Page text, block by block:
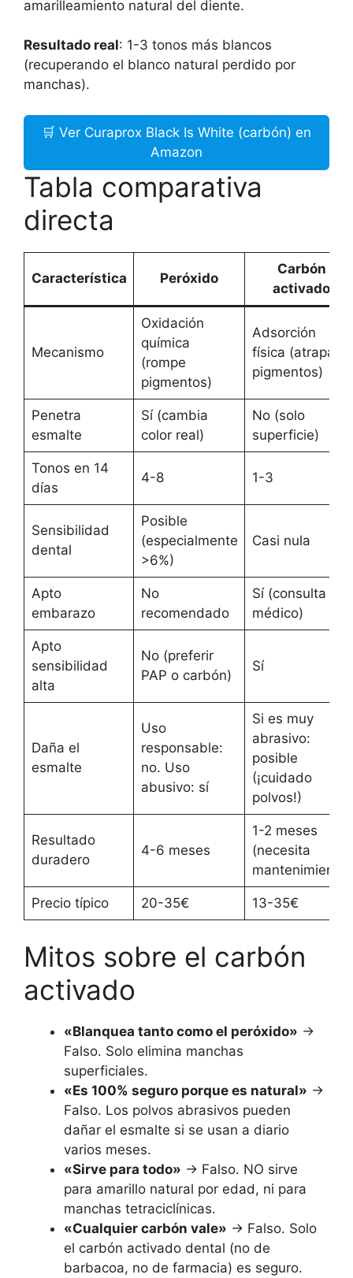
amarilleamiento natural del diente.
Resultado real: 1-3 tonos más blancos
(recuperando el blanco natural perdido por
manchas).
🛒 Ver Curaprox Black Is White (carbón) en
Amazon
Tabla comparativa
directa
Característica Peróxido
Carbón
activado
Mecanismo
Oxidación
química
(rompe
pigmentos)
Adsorción
física (atrapa
pigmentos)
Penetra
esmalte
Sí (cambia
color real)
No (solo
superficie)
Tonos en 14
días
4-8 1-3
Sensibilidad
dental
Posible
(especialmente
>6%)
Casi nula
Apto
embarazo
No
recomendado
Sí (consulta
médico)
Apto
sensibilidad
alta
No (preferir
PAP o carbón)
Sí
Daña el
esmalte
Uso
responsable:
no. Uso
abusivo: sí
Si es muy
abrasivo:
posible
(¡cuidado
polvos!)
Resultado
duradero
4-6 meses
1-2 meses
(necesita
mantenimiento)
Precio típico 20-35€ 13-35€
Mitos sobre el carbón
activado
«Blanquea tanto como el peróxido» →
Falso. Solo elimina manchas
superficiales.
«Es 100% seguro porque es natural» →
Falso. Los polvos abrasivos pueden
dañar el esmalte si se usan a diario
varios meses.
«Sirve para todo» → Falso. NO sirve
para amarillo natural por edad, ni para
manchas tetraciclínicas.
«Cualquier carbón vale» → Falso. Solo
el carbón activado dental (no de
barbacoa, no de farmacia) es seguro.